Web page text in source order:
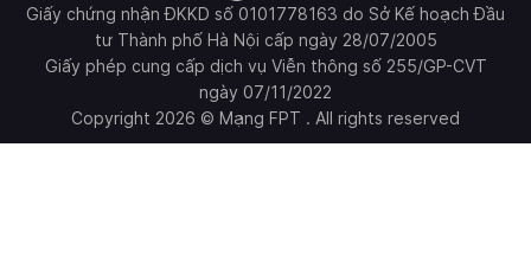
Giấy chứng nhận ĐKKD số 0101778163 do Sở Kế hoạch Đầu
tư Thành phố Hà Nội cấp ngày 28/07/2005
Giấy phép cung cấp dịch vụ Viễn thông số 255/GP-CVT
ngày 07/11/2022
Copyright 2026 © Mạng FPT . All rights reserved